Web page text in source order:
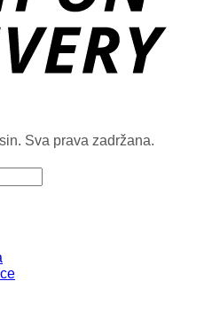
Sva prava zadržana.